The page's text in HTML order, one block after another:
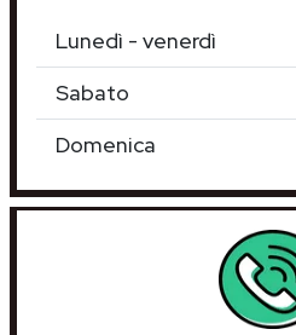
Lunedì - venerdì
Sabato
Domenica